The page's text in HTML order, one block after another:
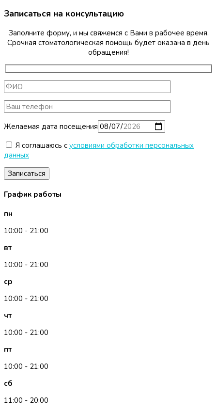
Записаться на консультацию
Заполните форму, и мы свяжемся с Вами в рабочее время.
Срочная стоматологическая помощь будет оказана в день
обращения!
Желаемая дата посещения
Я соглашаюсь с условиями обработки персональных
данных
График работы
пн
10:00 - 21:00
вт
10:00 - 21:00
ср
10:00 - 21:00
чт
10:00 - 21:00
пт
10:00 - 21:00
сб
11:00 - 20:00